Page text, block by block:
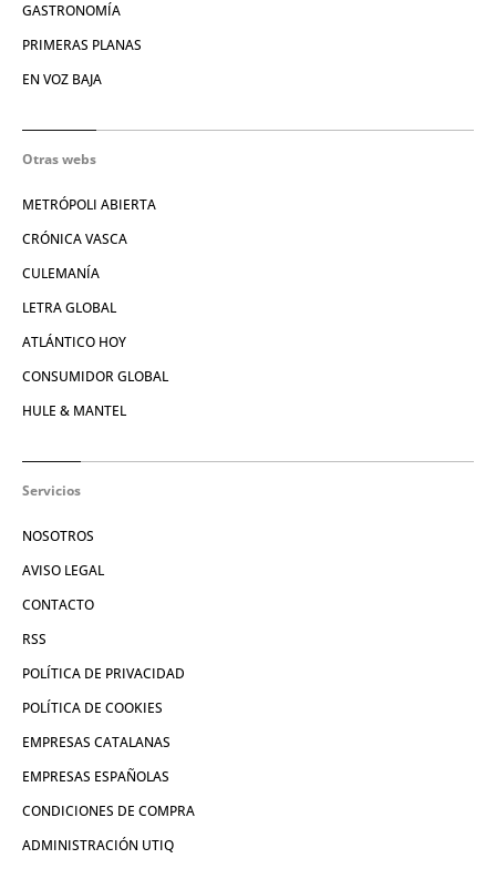
GASTRONOMÍA
PRIMERAS PLANAS
EN VOZ BAJA
Otras webs
METRÓPOLI ABIERTA
CRÓNICA VASCA
CULEMANÍA
LETRA GLOBAL
ATLÁNTICO HOY
CONSUMIDOR GLOBAL
HULE & MANTEL
Servicios
NOSOTROS
AVISO LEGAL
CONTACTO
RSS
POLÍTICA DE PRIVACIDAD
POLÍTICA DE COOKIES
EMPRESAS CATALANAS
EMPRESAS ESPAÑOLAS
CONDICIONES DE COMPRA
ADMINISTRACIÓN UTIQ